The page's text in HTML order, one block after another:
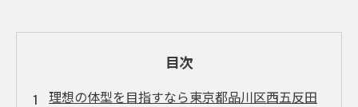
目次
理想の体型を目指すなら東京都品川区西五反田